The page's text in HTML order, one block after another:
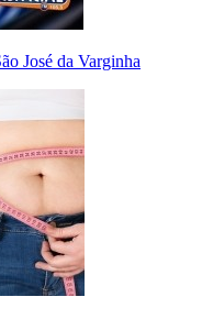
José da Varginha